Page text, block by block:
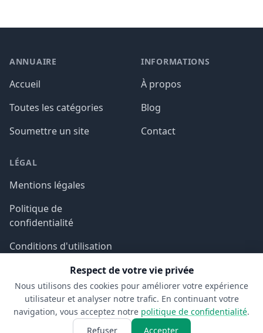
ANNUAIRE
Accueil
Toutes les catégories
Soumettre un site
INFORMATIONS
À propos
Blog
Contact
LÉGAL
Mentions légales
Politique de
confidentialité
Conditions d'utilisation
© 2026 Aspect SDM. Tous droits réservés.
Respect de votre vie privée
Nous utilisons des cookies pour améliorer votre expérience
utilisateur et analyser notre trafic. En continuant votre
navigation, vous acceptez notre politique de confidentialité.
Refuser
Accepter